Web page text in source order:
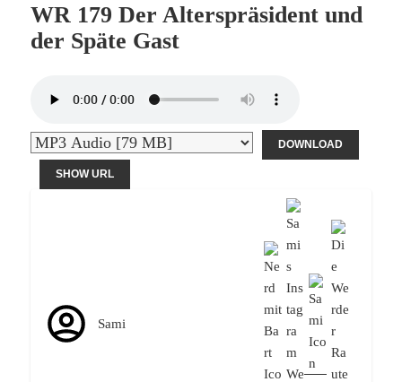
WR 179 Der Alterspräsident und
der Späte Gast
DOWNLOAD
SHOW URL
Sami